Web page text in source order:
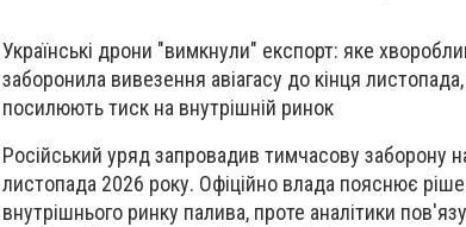
Українські дрони "вимкнули" експорт: яке
заборонила вивезення авіагасу до кінця
посилюють тиск на внутрішній ринок
Російський уряд запровадив тимчасову заборону
листопада 2026 року. Офіційно влада пояснює
внутрішнього ринку палива, проте аналітики